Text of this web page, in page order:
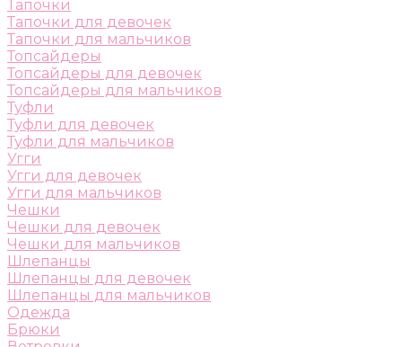
Тапочки
Тапочки для девочек
Тапочки для мальчиков
Топсайдеры
Топсайдеры для девочек
Топсайдеры для мальчиков
Туфли
Туфли для девочек
Туфли для мальчиков
Угги
Угги для девочек
Угги для мальчиков
Чешки
Чешки для девочек
Чешки для мальчиков
Шлепанцы
Шлепанцы для девочек
Шлепанцы для мальчиков
Одежда
Брюки